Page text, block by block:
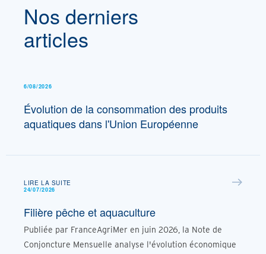
Nos derniers
articles
6/08/2026
Évolution de la consommation des produits
aquatiques dans l'Union Européenne
LIRE LA SUITE
24/07/2026
Filière pêche et aquaculture
Publiée par FranceAgriMer en juin 2026, la Note de
Conjoncture Mensuelle analyse l'évolution économique